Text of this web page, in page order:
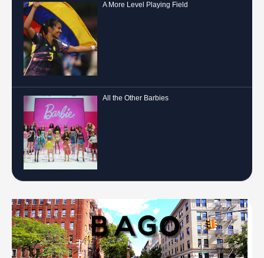
A More Level Playing Field
All the Other Barbies